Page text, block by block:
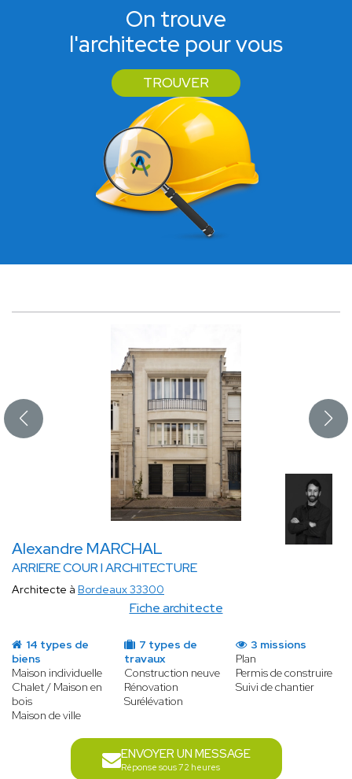
On trouve
l'architecte pour vous
TROUVER
Alexandre MARCHAL
ARRIERE COUR I ARCHITECTURE
Fiche architecte
Architecte à Bordeaux 33300
14 types de
biens
Maison individuelle
Chalet / Maison en
bois
Maison de ville
7 types de
travaux
Construction neuve
Rénovation
Surélévation
3 missions
Plan
Permis de construire
Suivi de chantier
ENVOYER UN MESSAGE
Réponse sous 72 heures